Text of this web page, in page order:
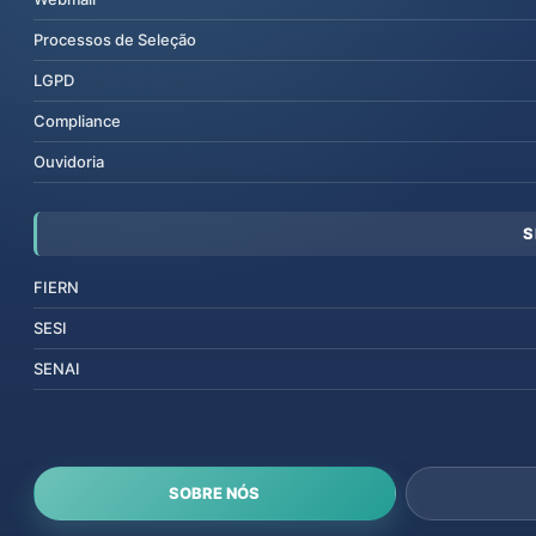
Processos de Seleção
LGPD
Compliance
Ouvidoria
FIERN
SESI
SENAI
SOBRE NÓS